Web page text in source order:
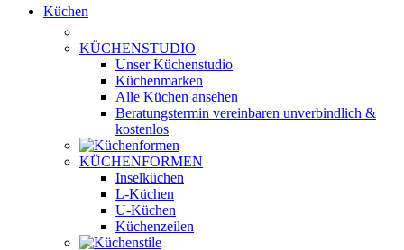
Küchen
KÜCHENSTUDIO
Unser Küchenstudio
Küchenmarken
Alle Küchen ansehen
Beratungstermin vereinbaren unverbindlich &
kostenlos
KÜCHENFORMEN
Inselküchen
L-Küchen
U-Küchen
Küchenzeilen